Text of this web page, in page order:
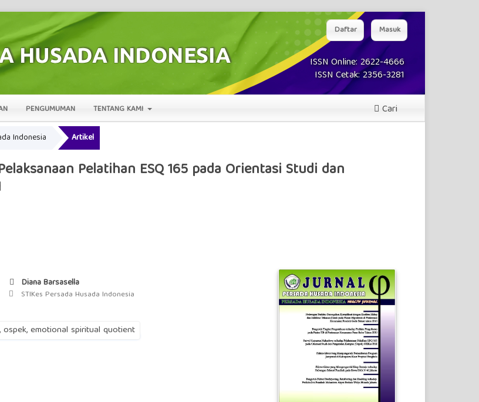
ISSN Online: 2622-4666
ISSN Cetak: 2356-3281
PENGUMUMAN TENTANG KAMI Cari
Daftar Masuk
Indonesia Artikel
Pelatihan ESQ 165 pada Orientasi Studi dan
Diana Barsasella
STIKes Persada Husada Indonesia
emotional spiritual quotient